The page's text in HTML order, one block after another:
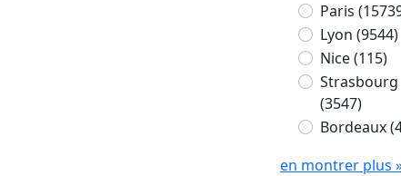
Paris
Lyon (9544)
Nice(115)
Strasbourg
(3547)
Bordeaux
en montrer plus